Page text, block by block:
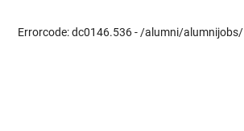
Errorcode: dc0146.536 - /alumni/alumnijobs/